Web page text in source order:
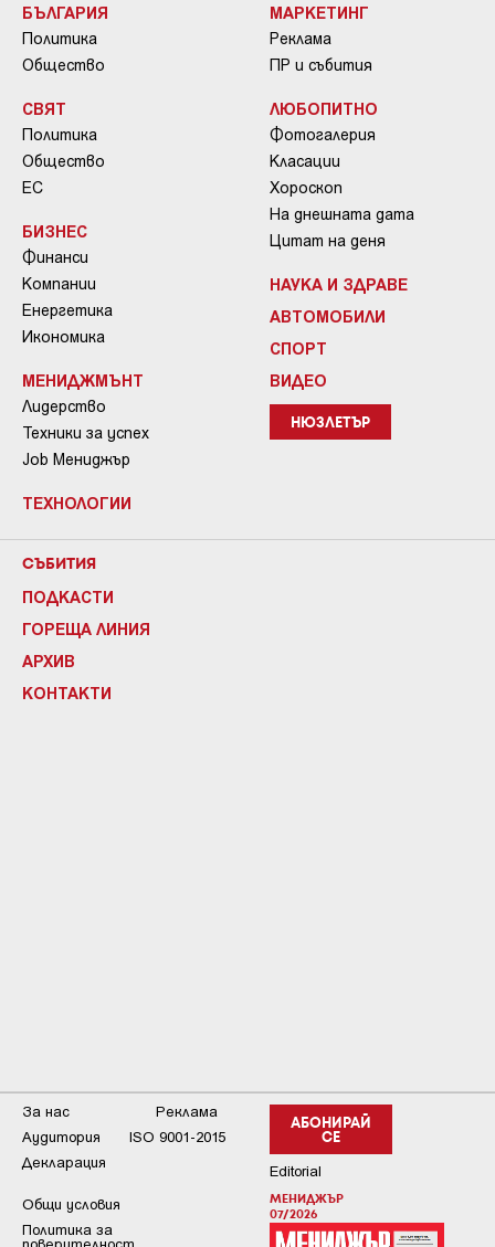
БЪЛГАРИЯ
Политика
Общество
СВЯТ
Политика
Общество
ЕС
БИЗНЕС
Финанси
Компании
Енергетика
Икономика
МЕНИДЖМЪНТ
Лидерство
Техники за успех
Job Мениджър
ТЕХНОЛОГИИ
МАРКЕТИНГ
Реклама
ПР и събития
ЛЮБОПИТНО
Фотогалерия
Класации
Хороскоп
На днешната дата
Цитат на деня
НАУКА И ЗДРАВЕ
АВТОМОБИЛИ
СПОРТ
ВИДЕО
НЮЗЛЕТЪР
СЪБИТИЯ
ПОДКАСТИ
ГОРЕЩА ЛИНИЯ
АРХИВ
КОНТАКТИ
АБОНИРАЙ
СЕ
Editorial
МЕНИДЖЪР
07/2026
За нас
Реклама
Аудитория
ISO 9001-2015
Декларация
Общи условия
Пoлитикa зa